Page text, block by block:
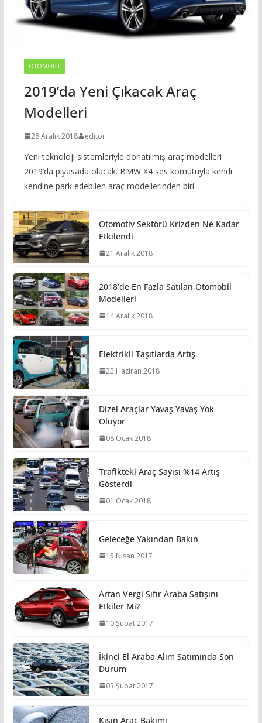
OTOMOBIL
2019’da Yeni Çıkacak Araç
Modelleri
28 Aralık 2018 editor
Yeni teknoloji sistemleriyle donatılmış araç modelleri
2019’da piyasada olacak. BMW X4 ses komutuyla kendi
kendine park edebilen araç modellerinden biri
Otomotiv Sektörü Krizden Ne Kadar
Etkilendi
21 Aralık 2018
2018’de En Fazla Satılan Otomobil
Modelleri
14 Aralık 2018
Elektrikli Taşıtlarda Artış
22 Haziran 2018
Dizel Araçlar Yavaş Yavaş Yok
Oluyor
08 Ocak 2018
Trafikteki Araç Sayısı %14 Artış
Gösterdi
01 Ocak 2018
Geleceğe Yakından Bakın
15 Nisan 2017
Artan Vergi Sıfır Araba Satışını
Etkiler Mi?
10 Şubat 2017
İkinci El Araba Alım Satımında Son
Durum
03 Şubat 2017
Kışın Araç Bakımı